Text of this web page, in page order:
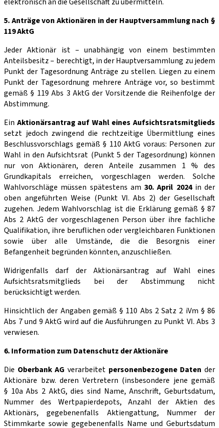
elektronisch an die Gesellschaft zu übermitteln.
5. Anträge von Aktionären in der Hauptversammlung nach §
119 AktG
Jeder Aktionär ist – unabhängig von einem bestimmten
Anteilsbesitz – berechtigt, in der Hauptversammlung zu jedem
Punkt der Tagesord­nung Anträge zu stellen. Liegen zu einem
Punkt der Tagesordnung mehrere Anträge vor, so bestimmt
gemäß § 119 Abs 3 AktG der Vorsitzende die Reihenfolge der
Abstimmung.
Ein Aktionärsantrag auf Wahl eines Aufsichtsratsmitglieds
setzt jedoch zwingend die rechtzeitige Übermittlung eines
Beschlussvorschlags gemäß § 110 AktG voraus: Personen zur
Wahl in den Aufsichtsrat (Punkt 5 der Tagesordnung) können
nur von Aktionären, deren Anteile zusammen 1 % des
Grundkapitals erreichen, vorgeschlagen werden. Solche
Wahlvorschläge müssen spätestens am 30. April 2024in der
oben angeführten Weise (Punkt VI. Abs 2) der Gesellschaft
zugehen. Jedem Wahlvorschlag ist die Erklärung gemäß § 87
Abs 2 AktG der vorgeschlagenen Person über ihre fachliche
Qualifikation, ihre beruflichen oder vergleichbaren Funktionen
sowie über alle Umstände, die die Besorgnis einer
Befangenheit begründen könnten, anzuschließen.
Widrigenfalls darf der Aktionärsantrag auf Wahl eines
Aufsichtsratsmitglieds bei der Abstimmung nicht
berücksichtigt werden.
Hinsichtlich der Angaben gemäß § 110 Abs 2 Satz 2 iVm § 86
Abs 7 und 9 AktG wird auf die Ausführungen zu Punkt VI. Abs 3
verwiesen.
6. Information zum Datenschutz der Aktionäre
Die Oberbank AG verarbeitet personenbezogene Daten der
Aktionäre bzw. deren Vertretern (insbesondere jene gemäß
§ 10a Abs 2 AktG, dies sind Name, Anschrift, Geburtsdatum,
Nummer des Wertpapierdepots, Anzahl der Aktien des
Aktionärs, gegebenenfalls Aktiengattung, Nummer der
Stimmkarte sowie gegebenenfalls Name und Geburtsdatum